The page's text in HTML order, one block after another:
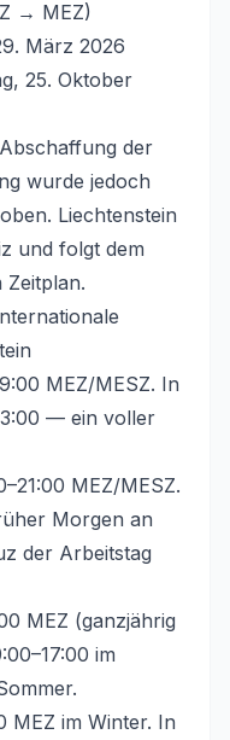
→ MEZ)
März 2026
25. Oktober
der
wurde jedoch
Liechtenstein
und folgt dem
Zeitplan.
MEZ/MESZ. In
— ein voller
MEZ/MESZ.
Morgen an
der Arbeitstag
MEZ (ganzjährig
im
MEZ im Winter. In